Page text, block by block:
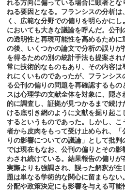
れる方向に偏っている場合に顕著と
ねる要因となる。フランシスの分析
く、広範な分野での偏りを明らかに
においても大きな議論を呼んだ。公
の透明性と再現可能性を高めるため
の後、いくつかの論文で分析の誤り
を得るための別の統計手法も提案さ
常に技術的なものもあり、その内容は
れにくいものであったが、フランシ
る公刊の偏りの問題を再確認するも
スは心理学の文献全体を対象に、隠
的に調査し、証拠が見つかるまで続
ける底引き網のように文献を掘り起
するというものであった。しかし、
者から皮肉をもって受け止められ、
りの影響についての議論」として批
では現在もなお、公刊の偏りとその
わされ続けている。結果報告の偏り
実際よりも強調され、誤った解釈が生
題は単なる学術的な関心に留まらな
分配や政策決定にも影響を与える可